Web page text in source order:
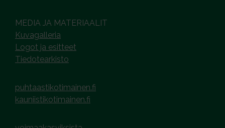
MEDIA JA MATERIAALIT
Kuvagalleria
Logot ja esitteet
Tiedotearkisto
puhtaastikotimainen.fi
kauniistikotimainen.fi